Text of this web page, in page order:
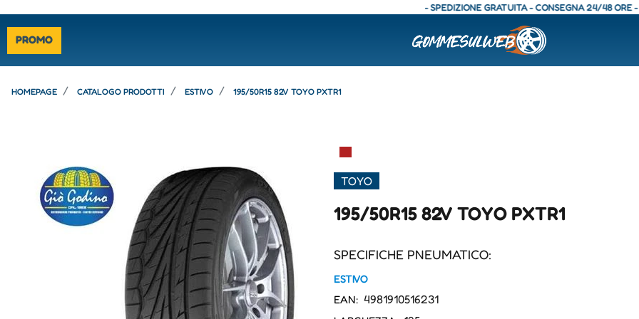
- SPEDIZIONE GRATUITA - CONSEGNA 24/48 ORE -
PROMO
HOMEPAGE CATALOGO PRODOTTI ESTIVO 195/50R15 82V TOYO PXTR1
▀
TOYO
195/50R15 82V TOYO PXTR1
SPECIFICHE PNEUMATICO:
ESTIVO
EAN: 4981910516231